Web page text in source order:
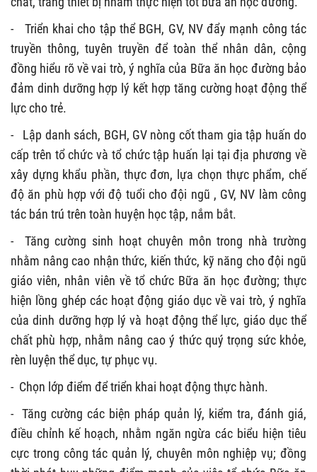
-
Triển khai cho tập thể BGH, GV, NV đẩy mạnh công tác
truyền thông, tuyên truyền để toàn thể nhân dân, cộng
đồng hiểu rõ về vai trò, ý nghĩa của Bữa ăn học đường bảo
đảm dinh dưỡng hợp lý kết hợp tăng cường hoạt động thể
lực cho trẻ.
-
Lập danh sách, BGH, GV nòng cốt tham gia tập huấn do
cấp trên tổ chức và tổ chức tập huấn lại tại địa phương về
xây dựng khẩu phần, thực đơn, lựa chọn thực phẩm, chế
độ ăn phù hợp với độ tuổi cho đội ngũ , GV, NV làm công
tác bán trú trên toàn huyện học tập, nắm bắt.
- Tăng cường sinh hoạt chuyên môn trong nhà trường
nhằm nâng cao nhận thức, kiến thức, kỹ năng cho đội ngũ
giáo viên, nhân viên về tổ chức Bữa ăn học đường; thực
hiện lồng ghép các hoạt động giáo dục về vai trò, ý nghĩa
của dinh dưỡng hợp lý và hoạt động thể lực, giáo dục thể
chất phù hợp, nhằm nâng cao ý thức quý trọng sức khỏe,
rèn luyện thể dục, tự phục vụ.
- Chọn lớp điểm để triển khai hoạt động thực hành.
- Tăng cường các biện pháp quản lý, kiểm tra, đánh giá,
điều chỉnh kế hoạch, nhằm ngăn ngừa các biểu hiện tiêu
cực trong công tác quản lý, chuyên môn nghiệp vụ; đồng